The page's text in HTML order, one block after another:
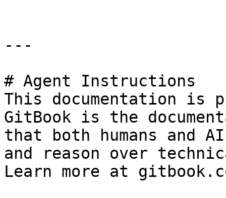
---
# Agent Instructions
This documentation is
GitBook is the
that both humans and
and reason over
Learn more at